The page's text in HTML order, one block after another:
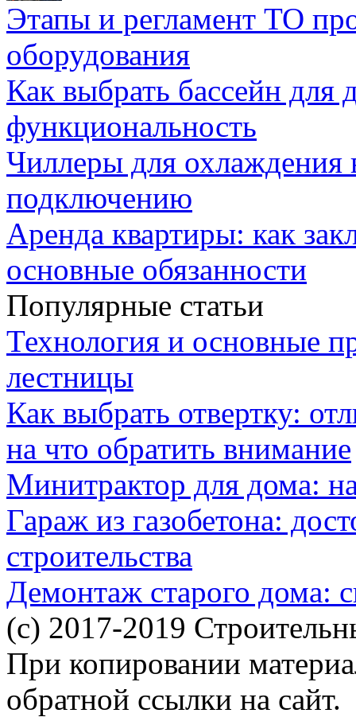
Этапы и регламент ТО
оборудования
Как выбрать бассейн для
функциональность
Чиллеры для охлаждения
подключению
Аренда квартиры: как
основные обязанности
Популярные статьи
Технология и основные
лестницы
Как выбрать отвертку:
на что обратить внимание
Минитрактор для дома:
Гараж из газобетона:
строительства
Демонтаж старого дома:
(c) 2017-2019
При копировании
обратной ссылки на сайт.